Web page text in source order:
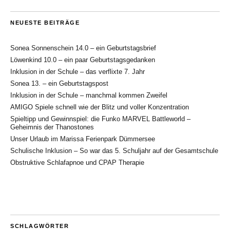
NEUESTE BEITRÄGE
Sonea Sonnenschein 14.0 – ein Geburtstagsbrief
Löwenkind 10.0 – ein paar Geburtstagsgedanken
Inklusion in der Schule – das verflixte 7. Jahr
Sonea 13. – ein Geburtstagspost
Inklusion in der Schule – manchmal kommen Zweifel
AMIGO Spiele schnell wie der Blitz und voller Konzentration
Spieltipp und Gewinnspiel: die Funko MARVEL Battleworld –
Geheimnis der Thanostones
Unser Urlaub im Marissa Ferienpark Dümmersee
Schulische Inklusion – So war das 5. Schuljahr auf der Gesamtschule
Obstruktive Schlafapnoe und CPAP Therapie
SCHLAGWÖRTER